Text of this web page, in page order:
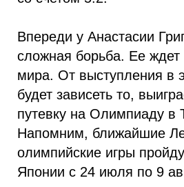
Впереди у Анастасии
сложная борьба. Ее ждет
мира. От выступления в
будет зависеть то,
путевку на Олимпиаду в
Напомним, ближайшие
олимпийские игры
Японии с 24 июля по 9